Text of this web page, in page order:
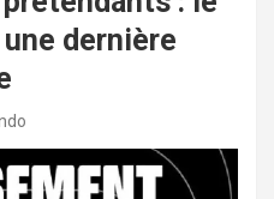
dernière